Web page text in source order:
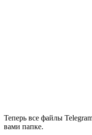
Теперь все файлы
вами папке.